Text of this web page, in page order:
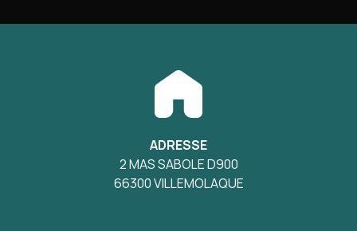
ADRESSE
2 MAS SABOLE D900
66300 VILLEMOLAQUE